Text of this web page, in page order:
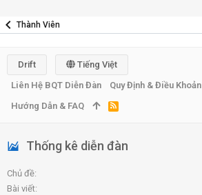
Thành Viên
Thống kê diễn đàn
Chủ đề
Bài viết
Drift
Tiếng Việt
Liên Hệ BQT Diễn Đàn
Quy Định & Điều Khoản
Hướng Dẫn & FAQ
R
S